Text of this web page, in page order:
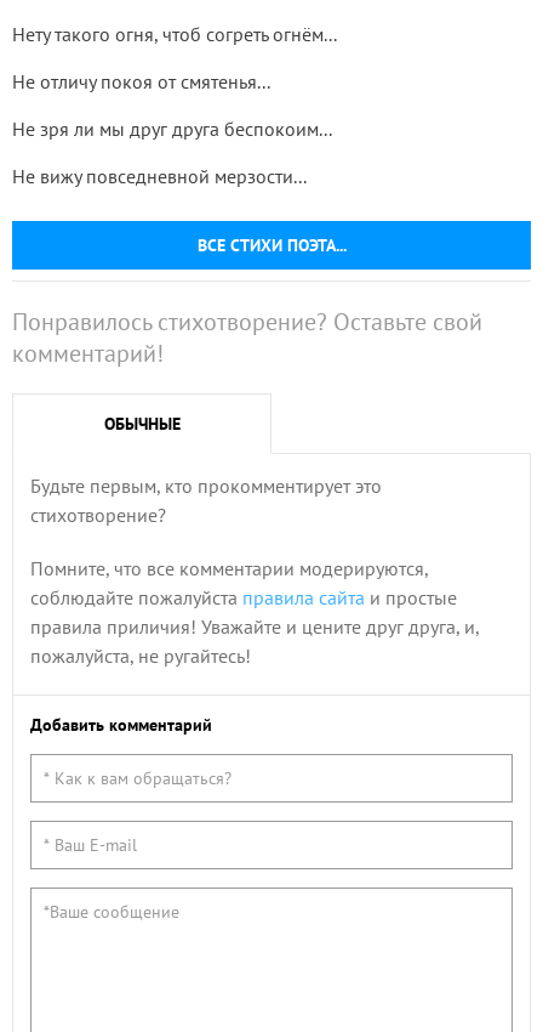
ВСЕ СТИХИ ПОЭТА...
Нету такого огня, чтоб согреть огнём...
Не отличу покоя от смятенья...
Не зря ли мы друг друга беспокоим...
Не вижу повседневной мерзости...
Понравилось стихотворение? Оставьте свой
комментарий!
ОБЫЧНЫЕ
Будьте первым, кто прокомментирует это
стихотворение?
Помните, что все комментарии модерируются,
соблюдайте пожалуйста правила сайта и простые
правила приличия! Уважайте и цените друг друга, и,
пожалуйста, не ругайтесь!
Добавить комментарий